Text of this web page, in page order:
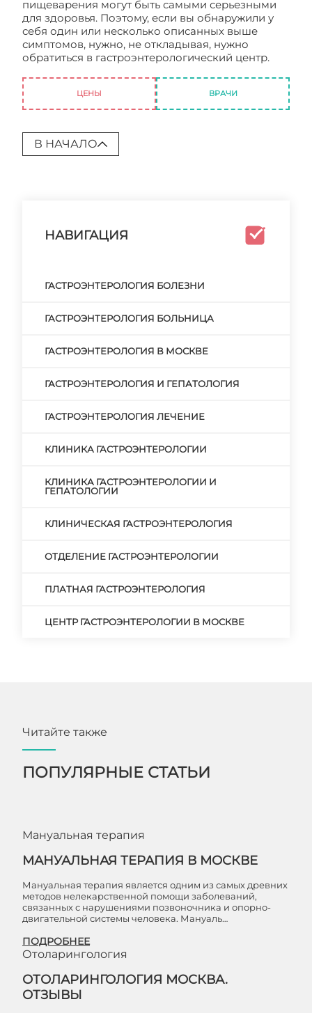
пищеварения могут быть самыми серьезными
для здоровья. Поэтому, если вы обнаружили у
себя один или несколько описанных выше
симптомов, нужно, не откладывая, нужно
обратиться в гастроэнтерологический центр.
ЦЕНЫ ВРАЧИ
В НАЧАЛО
НАВИГАЦИЯ
ГАСТРОЭНТЕРОЛОГИЯ БОЛЕЗНИ
ГАСТРОЭНТЕРОЛОГИЯ БОЛЬНИЦА
ГАСТРОЭНТЕРОЛОГИЯ В МОСКВЕ
ГАСТРОЭНТЕРОЛОГИЯ И ГЕПАТОЛОГИЯ
ГАСТРОЭНТЕРОЛОГИЯ ЛЕЧЕНИЕ
КЛИНИКА ГАСТРОЭНТЕРОЛОГИИ
КЛИНИКА ГАСТРОЭНТЕРОЛОГИИ И
ГЕПАТОЛОГИИ
КЛИНИЧЕСКАЯ ГАСТРОЭНТЕРОЛОГИЯ
ОТДЕЛЕНИЕ ГАСТРОЭНТЕРОЛОГИИ
ПЛАТНАЯ ГАСТРОЭНТЕРОЛОГИЯ
ЦЕНТР ГАСТРОЭНТЕРОЛОГИИ В МОСКВЕ
Читайте также
ПОПУЛЯРНЫЕ СТАТЬИ
Мануальная терапия
МАНУАЛЬНАЯ ТЕРАПИЯ В МОСКВЕ
Мануальная терапия является одним из самых древних
методов нелекарственной помощи заболеваний,
связанных с нарушениями позвоночника и опорно-
двигательной системы человека. Мануаль…
ПОДРОБНЕЕ
Отоларингология
ОТОЛАРИНГОЛОГИЯ МОСКВА.
ОТЗЫВЫ